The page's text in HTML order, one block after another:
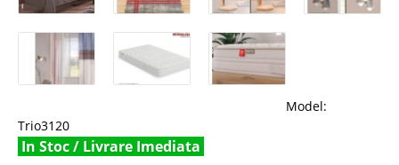
Model:
Trio3120
In Stoc / Livrare Imediata